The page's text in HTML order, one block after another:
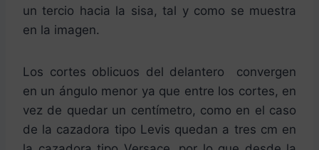
un tercio hacia la sisa, tal y como se muestra
en la imagen.
Los cortes oblicuos del delantero convergen
en un ángulo menor ya que entre los cortes, en
vez de quedar un centímetro, como en el caso
de la cazadora tipo Levis quedan a tres cm en